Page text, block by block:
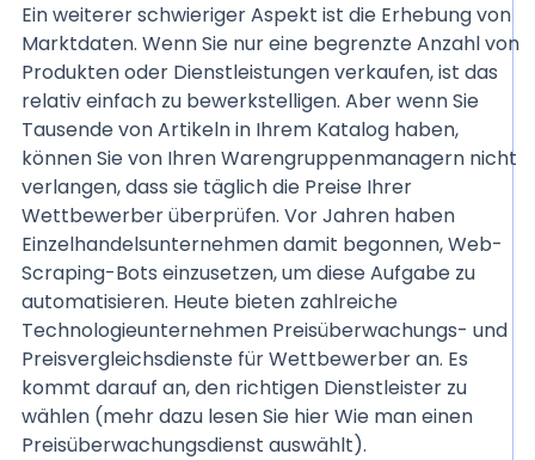
Ein weiterer schwieriger Aspekt ist die Erhebung von
Marktdaten. Wenn Sie nur eine begrenzte Anzahl von
Produkten oder Dienstleistungen verkaufen, ist das
relativ einfach zu bewerkstelligen. Aber wenn Sie
Tausende von Artikeln in Ihrem Katalog haben,
können Sie von Ihren Warengruppenmanagern nicht
verlangen, dass sie täglich die Preise Ihrer
Wettbewerber überprüfen. Vor Jahren haben
Einzelhandelsunternehmen damit begonnen, Web-
Scraping-Bots einzusetzen, um diese Aufgabe zu
automatisieren. Heute bieten zahlreiche
Technologieunternehmen Preisüberwachungs- und
Preisvergleichsdienste für Wettbewerber an. Es
kommt darauf an, den richtigen Dienstleister zu
wählen (mehr dazu lesen Sie hier Wie man einen
Preisüberwachungsdienst auswählt).